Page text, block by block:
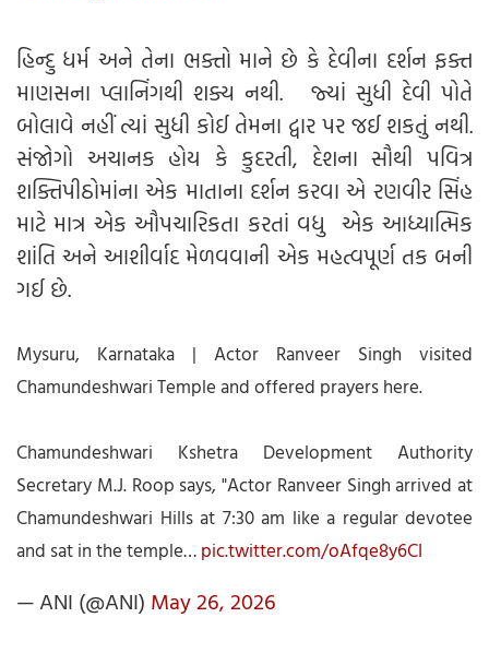
હિન્દુ ધર્મ અને તેના ભક્તો માને છે કે દેવીના દર્શન ફક્ત
માણસના પ્લાનિંગથી શક્ય નથી. જ્યાં સુધી દેવી પોતે
બોલાવે નહીં ત્યાં સુધી કોઈ તેમના દ્વાર પર જઈ શકતું નથી.
સંજોગો અચાનક હોય કે કુદરતી, દેશના સૌથી પવિત્ર
શક્તિપીઠોમાંના એક માતાના દર્શન કરવા એ રણવીર સિંહ
માટે માત્ર એક ઔપચારિકતા કરતાં વધુ એક આધ્યાત્મિક
શાંતિ અને આશીર્વાદ મેળવવાની એક મહત્વપૂર્ણ તક બની
ગઈ છે.
Mysuru, Karnataka | Actor Ranveer Singh visited
Chamundeshwari Temple and offered prayers here.
Chamundeshwari Kshetra Development Authority
Secretary M.J. Roop says, "Actor Ranveer Singh arrived at
Chamundeshwari Hills at 7:30 am like a regular devotee
and sat in the temple… pic.twitter.com/oAfqe8y6CI
— ANI (@ANI) May 26, 2026